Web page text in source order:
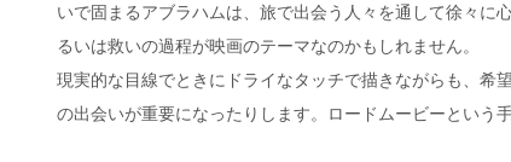
いで固まるアブラハムは、旅で出会う人々を通して徐々に
るいは救いの過程が映画のテーマなのかもしれません。
現実的な目線でときにドライなタッチで描きながらも、希
の出会いが重要になったりします。ロードムービーという